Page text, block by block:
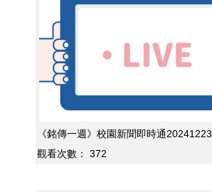
《銘傳一週》校園新聞即時通20241223
觀看次數：
372